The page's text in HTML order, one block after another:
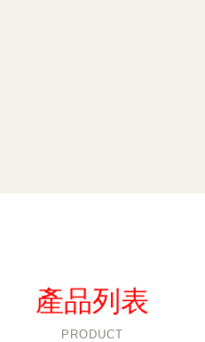
產品列表
PRODUCT